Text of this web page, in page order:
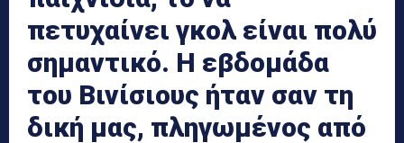
πετυχαίνει γκολ είναι πολύ
σημαντικό. Η εβδομάδα
του Βινίσιους ήταν σαν τη
δική μας, πληγωμένος από